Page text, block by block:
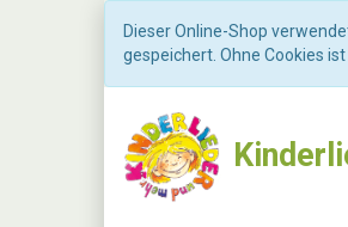
Dieser Online-Shop
gespeichert. Ohne Cookies